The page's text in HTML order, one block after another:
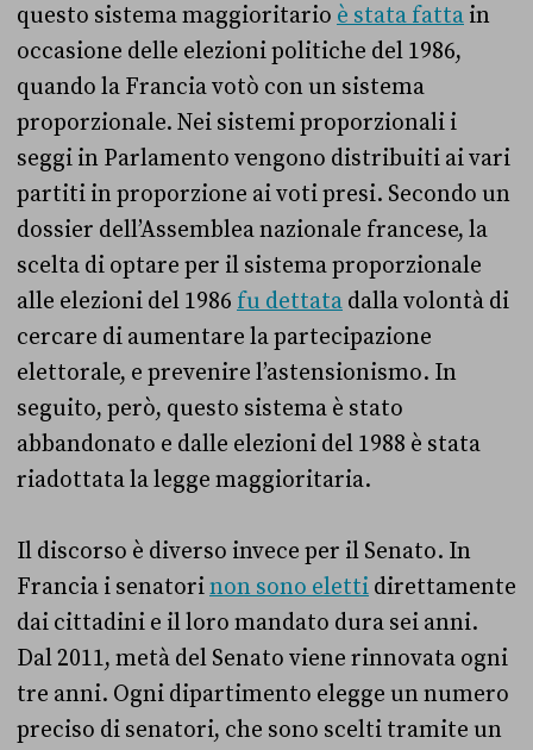
questo sistema maggioritario è stata fatta in
occasione delle elezioni politiche del 1986,
quando la Francia votò con un sistema
proporzionale. Nei sistemi proporzionali i
seggi in Parlamento vengono distribuiti ai vari
partiti in proporzione ai voti presi. Secondo un
dossier dell’Assemblea nazionale francese, la
scelta di optare per il sistema proporzionale
alle elezioni del 1986 fu dettata dalla volontà di
cercare di aumentare la partecipazione
elettorale, e prevenire l’astensionismo. In
seguito, però, questo sistema è stato
abbandonato e dalle elezioni del 1988 è stata
riadottata la legge maggioritaria.
Il discorso è diverso invece per il Senato. In
Francia i senatorinon sono eletti direttamente
dai cittadini e il loro mandato dura sei anni.
Dal 2011, metà del Senato viene rinnovata ogni
tre anni. Ogni dipartimento elegge un numero
preciso di senatori, che sono scelti tramite un